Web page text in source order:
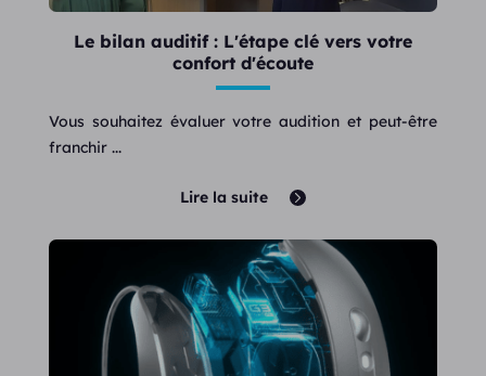
Le bilan auditif : L'étape clé vers votre
confort d'écoute
Vous souhaitez évaluer votre audition et peut-être
franchir ...
Lire la suite